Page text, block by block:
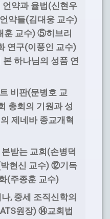
언약과 율법 (신현우
약들(김대웅 교수)
훈 교수) ⑤히브리
연구(이풍인 교수)
하나님의 성품 연
비판(문병호 교
총회의 기원과 성
제네바 종교개혁
받는 교회 (손병덕
박현신 교수) ⑫기독
(주종훈 교수)
, 중세 조직신학의
원장) ⑭교회법